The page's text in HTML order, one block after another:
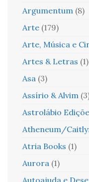
Argumentum (8)
Arte (179)
Arte, Música e
Artes & Letras (1)
Asa (3)
Assírio & Alvim
Astrolábio
Atheneum/
Atria Books (1)
Aurora (1)
Autoajuda e